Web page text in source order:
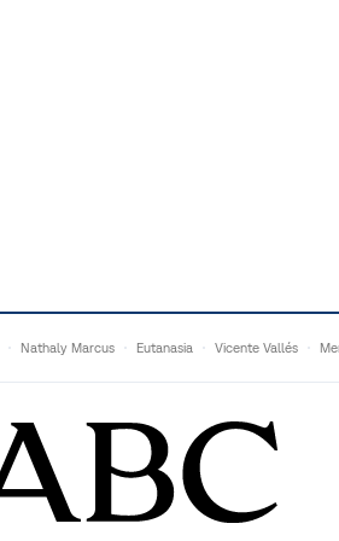
Nathaly Marcus Eutanasia Vicente Vallés